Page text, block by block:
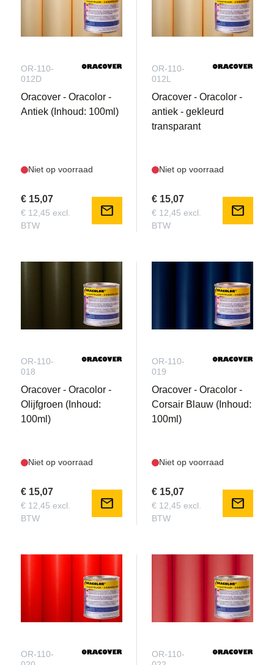
OR-110-
012D
Oracover - Oracolor -
Antiek (Inhoud: 100ml)
Niet op voorraad
€ 15,07
€ 12,45 excl.
BTW
mail
OR-110-
012L
Oracover - Oracolor -
antiek - gekleurd
transparant
Niet op voorraad
€ 15,07
€ 12,45 excl.
BTW
mail
OR-110-
018
Oracover - Oracolor -
Olijfgroen (Inhoud:
100ml)
Niet op voorraad
€ 15,07
€ 12,45 excl.
BTW
mail
OR-110-
019
Oracover - Oracolor -
Corsair Blauw (Inhoud:
100ml)
Niet op voorraad
€ 15,07
€ 12,45 excl.
BTW
mail
OR-110-
OR-110-